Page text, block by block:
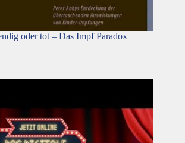
oder tot – Das Impf Paradox